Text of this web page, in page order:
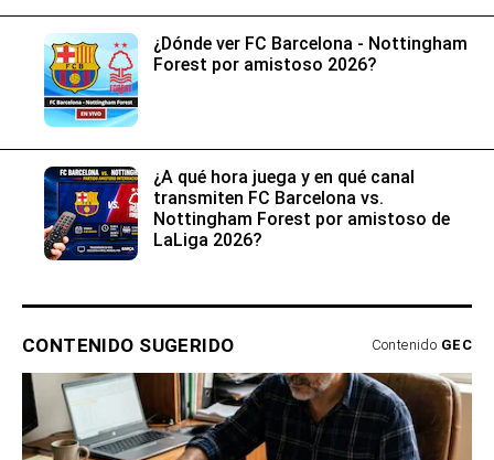
¿Dónde ver FC Barcelona - Nottingham
Forest por amistoso 2026?
¿A qué hora juega y en qué canal
transmiten FC Barcelona vs.
Nottingham Forest por amistoso de
LaLiga 2026?
CONTENIDO SUGERIDO Contenido GEC